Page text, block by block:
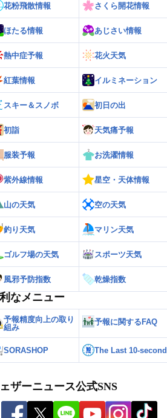
花粉飛散情報 さくら開花情報
ほたる情報 あじさい情報
熱中症予報 花火天気
紅葉情報 イルミネーション
スキー＆スノボ 初日の出
初詣 天気痛予報
服装予報 お洗濯情報
紫外線情報 星空・天体情報
山の天気 空の天気
釣り天気 マリン天気
ゴルフ場の天気 スポーツ天気
風邪予防指数 乾燥指数
なメニュー
予報精度向上の取り
組み
予報に関するFAQ
SORASHOP The Last 10-second
ザーニュース公式SNS